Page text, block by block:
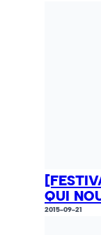
QUI
2015-09-21